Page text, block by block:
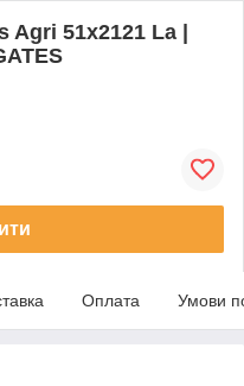
Agri 51x2121 ​​La |
Оплата Умови